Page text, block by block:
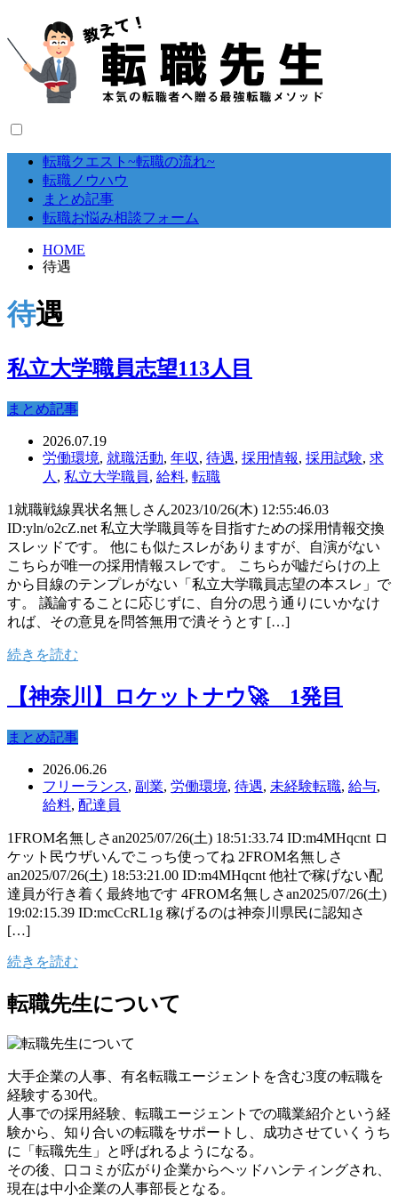
転職クエスト~転職の流れ~
転職ノウハウ
まとめ記事
転職お悩み相談フォーム
HOME
待遇
待遇
私立大学職員志望113人目
まとめ記事
2026.07.19
労働環境, 就職活動, 年収, 待遇, 採用情報, 採用試験, 求
人 , 私立大学職員, 給料, 転職
1就職戦線異状名無しさん2023/10/26(木) 12:55:46.03
ID:yln/o2cZ.net 私立大学職員等を目指すための採用情報交換
スレッドです。 他にも似たスレがありますが、自演がない
こちらが唯一の採用情報スレです。 こちらが嘘だらけの上
から目線のテンプレがない「私立大学職員志望の本スレ」で
す。 議論することに応じずに、自分の思う通りにいかなけ
れば、その意見を問答無用で潰そうとす […]
続きを読む
【神奈川】ロケットナウ🚀 1発目
まとめ記事
2026.06.26
フリーランス, 副業, 労働環境, 待遇, 未経験転職, 給与,
給料, 配達員
1FROM名無しさan2025/07/26(土) 18:51:33.74 ID:m4MHqcnt ロ
ケット民ウザいんでこっち使ってね 2FROM名無しさ
an2025/07/26(土) 18:53:21.00 ID:m4MHqcnt 他社で稼げない配
達員が行き着く最終地です 4FROM名無しさan2025/07/26(土)
19:02:15.39 ID:mcCcRL1g 稼げるのは神奈川県民に認知さ
[…]
続きを読む
転職先生について
大手企業の人事、有名転職エージェントを含む3度の転職を
経験する30代。
人事での採用経験、転職エージェントでの職業紹介という経
験から、知り合いの転職をサポートし、成功させていくうち
に「転職先生」と呼ばれるようになる。
その後、口コミが広がり企業からヘッドハンティングされ、
現在は中小企業の人事部長となる。